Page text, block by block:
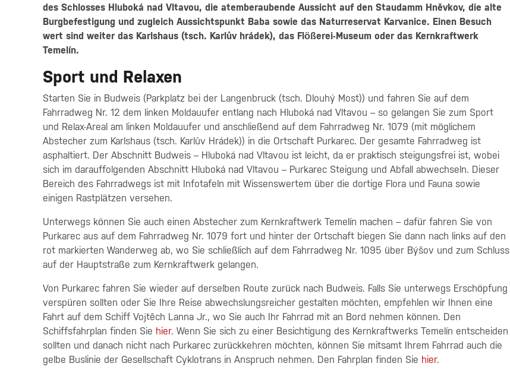
des Schlosses Hluboká nad Vltavou, die atemberaubende Aussicht auf den Staudamm Hněvkov, die alte
Burgbefestigung und zugleich Aussichtspunkt Baba sowie das Naturreservat Karvanice. Einen Besuch
wert sind weiter das Karlshaus (tsch. Karlův hrádek), das Flößerei-Museum oder das Kernkraftwerk
Temelín.
Sport und Relaxen
Starten Sie in Budweis (Parkplatz bei der Langenbruck (tsch. Dlouhý Most)) und fahren Sie auf dem
Fahrradweg Nr. 12 dem linken Moldauufer entlang nach Hluboká nad Vltavou – so gelangen Sie zum Sport
und Relax-Areal am linken Moldauufer und anschließend auf dem Fahrradweg Nr. 1079 (mit möglichem
Abstecher zum Karlshaus (tsch. Karlův Hrádek)) in die Ortschaft Purkarec. Der gesamte Fahrradweg ist
asphaltiert. Der Abschnitt Budweis – Hluboká nad Vltavou ist leicht, da er praktisch steigungsfrei ist, wobei
sich im darauffolgenden Abschnitt Hluboká nad Vltavou – Purkarec Steigung und Abfall abwechseln. Dieser
Bereich des Fahrradwegs ist mit Infotafeln mit Wissenswertem über die dortige Flora und Fauna sowie
einigen Rastplätzen versehen.
Unterwegs können Sie auch einen Abstecher zum Kernkraftwerk Temelín machen – dafür fahren Sie von
Purkarec aus auf dem Fahrradweg Nr. 1079 fort und hinter der Ortschaft biegen Sie dann nach links auf den
rot markierten Wanderweg ab, wo Sie schließlich auf dem Fahrradweg Nr. 1095 über Býšov und zum Schluss
auf der Hauptstraße zum Kernkraftwerk gelangen.
Von Purkarec fahren Sie wieder auf derselben Route zurück nach Budweis. Falls Sie unterwegs Erschöpfung
verspüren sollten oder Sie Ihre Reise abwechslungsreicher gestalten möchten, empfehlen wir Ihnen eine
Fahrt auf dem Schiff Vojtěch Lanna Jr., wo Sie auch Ihr Fahrrad mit an Bord nehmen können. Den
Schiffsfahrplan finden Sie hier. Wenn Sie sich zu einer Besichtigung des Kernkraftwerks Temelín entscheiden
sollten und danach nicht nach Purkarec zurückkehren möchten, können Sie mitsamt Ihrem Fahrrad auch die
gelbe Buslinie der Gesellschaft Cyklotrans in Anspruch nehmen. Den Fahrplan finden Sie hier.